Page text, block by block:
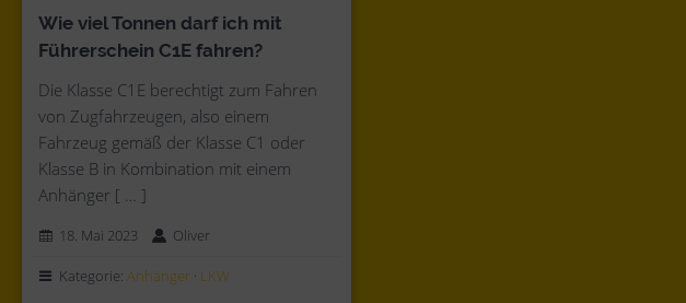
Wie viel Tonnen darf ich mit
Führerschein C1E fahren?
Die Klasse C1E berechtigt zum Fahren
von Zugfahrzeugen, also einem
Fahrzeug gemäß der Klasse C1 oder
Klasse B in Kombination mit einem
Anhänger [ … ]
18. Mai 2023 Oliver
Kategorie: Anhänger · LKW